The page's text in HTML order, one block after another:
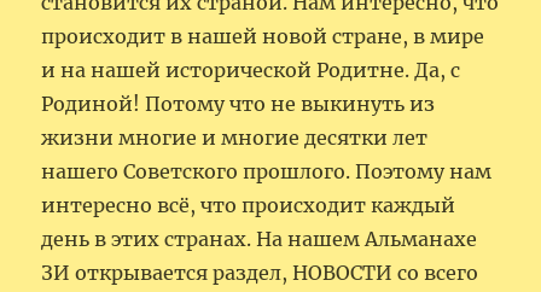
происходит в нашей новой стране, в мире
и на нашей исторической Родитне. Да, с
Родиной! Потому что не выкинуть из
жизни многие и многие десятки лет
нашего Советского прошлого. Поэтому нам
интересно всё, что происходит каждый
день в этих странах. На нашем Альманахе
ЗИ открывается раздел, НОВОСТИ со всего